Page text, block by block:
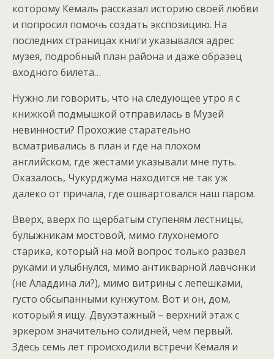
которому Кемаль рассказал историю своей любви
и попросил помочь создать экспозицию. На
последних страницах книги указывался адрес
музея, подробный план района и даже образец
входного билета…
Нужно ли говорить, что на следующее утро я с
книжкой подмышкой отправилась в Музей
невинности? Прохожие старательно
всматривались в план и где на плохом
английском, где жестами указывали мне путь.
Оказалось, Чукурджума находится не так уж
далеко от причала, где ошвартовался наш паром.
Вверх, вверх по щербатым ступеням лестницы,
булыжникам мостовой, мимо глухонемого
старика, который на мой вопрос только развел
руками и улыбнулся, мимо антикварной лавчонки
(не Аладдина ли?), мимо витрины с лепешками,
густо обсыпанными кунжутом. Вот и он, дом,
который я ищу. Двухэтажный – верхний этаж с
эркером значительно солидней, чем первый.
Здесь семь лет происходили встречи Кемаля и